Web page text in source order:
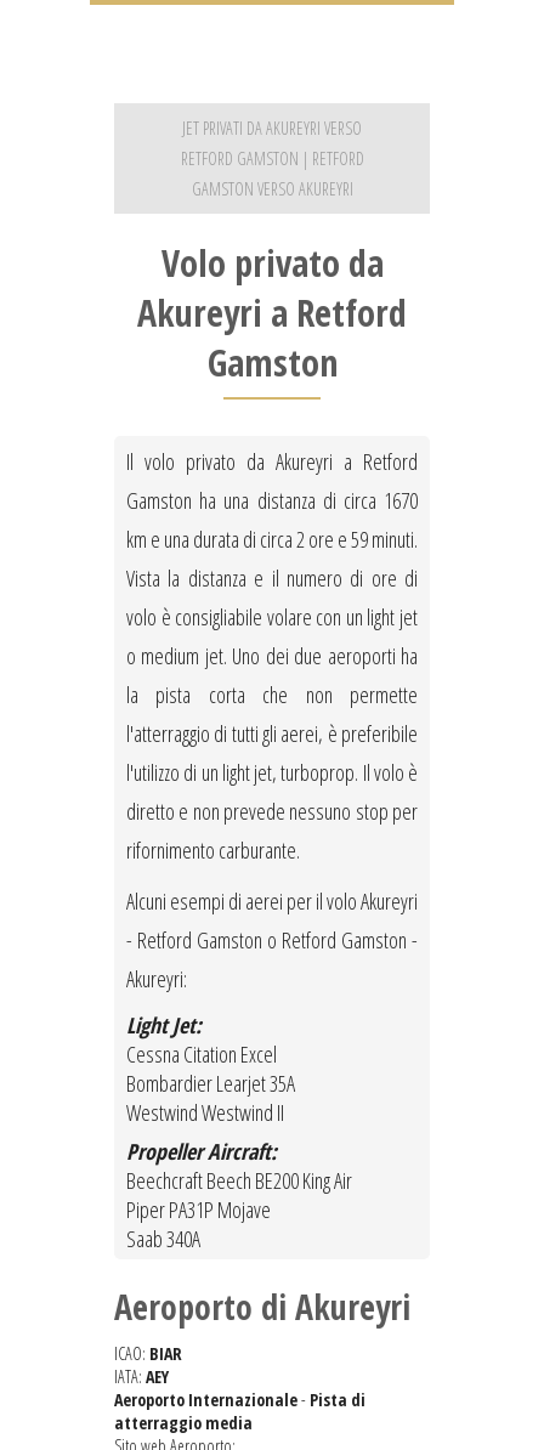
JET PRIVATI DA AKUREYRI VERSO
RETFORD GAMSTON | RETFORD
GAMSTON VERSO AKUREYRI
Volo privato da
Akureyri a Retford
Gamston
Il volo privato da Akureyri a Retford
Gamston ha una distanza di circa 1670
km e una durata di circa 2 ore e 59 minuti.
Vista la distanza e il numero di ore di
volo è consigliabile volare con un light jet
o medium jet. Uno dei due aeroporti ha
la pista corta che non permette
l'atterraggio di tutti gli aerei, è preferibile
l'utilizzo di un light jet, turboprop. Il volo è
diretto e non prevede nessuno stop per
rifornimento carburante.
Alcuni esempi di aerei per il volo Akureyri
- Retford Gamston o Retford Gamston -
Akureyri:
Light Jet:
Cessna Citation Excel
Bombardier Learjet 35A
Westwind Westwind II
Propeller Aircraft:
Beechcraft Beech BE200 King Air
Piper PA31P Mojave
Saab 340A
Aeroporto di Akureyri
ICAO: BIAR
IATA: AEY
Aeroporto Internazionale- Pista di
atterraggio media